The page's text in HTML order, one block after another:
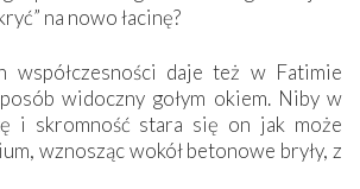
na nowo łacinę?
współczesności daje też w Fatimie
widoczny gołym okiem. Niby w
i skromność stara się on jak może
wznosząc wokół betonowe bryły, z